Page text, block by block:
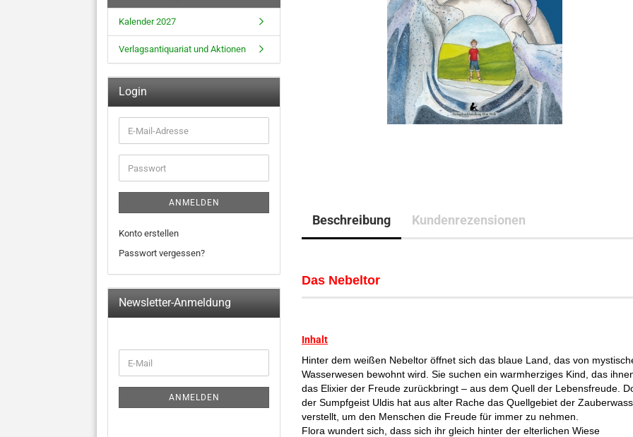
Beschreibung Kundenrezensionen
Das Nebeltor
Inhalt
Hinter dem weißen Nebeltor öffnet sich das blaue Land, das von
Wasserwesen bewohnt wird. Sie suchen ein warmherziges Kind, das
das Elixier der Freude zurückbringt – aus dem Quell der Lebensfreude.
der Sumpfgeist Uldis hat aus alter Rache das Quellgebiet der
verstellt, um den Menschen die Freude für immer zu nehmen.
Flora wundert sich, dass sich ihr gleich hinter der elterlichen Wiese
Kalender 2027
Verlagsantiquariat und Aktionen
Login
E-
Mail-
Adresse
Passwort
ANMELDEN
Konto erstellen
Passwort vergessen?
Newsletter-Anmeldung
ZUR
ANMELDUNG
E-
Mail
ANMELDEN